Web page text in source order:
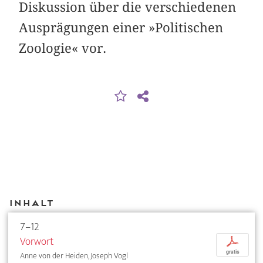
Diskussion über die verschiedenen
Ausprägungen einer »Politischen
Zoologie« vor.
Inhalt
7–12
Vorwort
Anne von der Heiden, Joseph Vogl
p
gratis